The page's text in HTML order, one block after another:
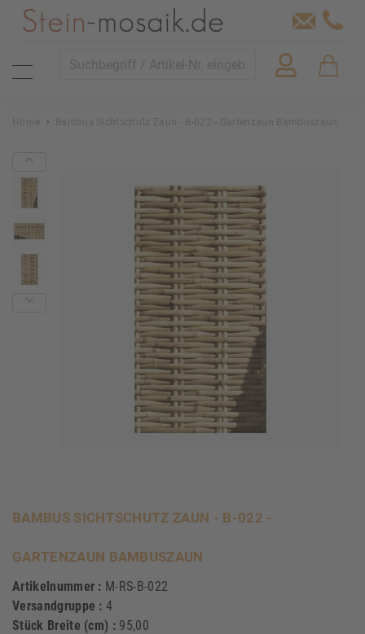
Home Bambus Sichtschutz Zaun - B-022 - Gartenzaun Bambuszaun
BAMBUS SICHTSCHUTZ ZAUN - B-022 -
GARTENZAUN BAMBUSZAUN
Artikelnummer : M-RS-B-022
Versandgruppe :4
Stück Breite (cm) : 95,00